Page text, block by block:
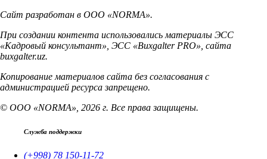
Сайт разработан в ООО «NORMA».
При создании контента использовались материалы ЭСС
«Кадровый консультант», ЭСС «Buxgalter PRO», сайта
buxgalter.uz.
Копирование материалов сайта без согласования с
администрацией ресурса запрещено.
© ООО «NORMA», 2026 г. Все права защищены.
Служба поддержки
(+998) 78 150-11-72